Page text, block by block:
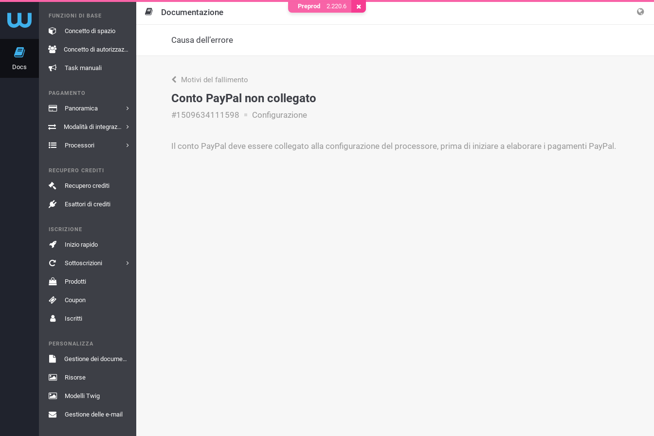
Docs
FUNZIONI DI BASE
Concetto di spazio
Concetto di autorizzazione
Task manuali
PAGAMENTO
Panoramica
Modalità di integrazione
Processori
RECUPERO CREDITI
Recupero crediti
Esattori di crediti
ISCRIZIONE
Inizio rapido
Sottoscrizioni
Prodotti
Coupon
Iscritti
PERSONALIZZA
Gestione dei documenti
Risorse
Modelli Twig
Gestione delle e-mail
Documentazione
Causa dell’errore
Motivi del fallimento
Conto PayPal non collegato
#1509634111598 Configurazione
Il conto PayPal deve essere collegato alla configurazione del processore, prima di iniziare a elaborare i pagamenti PayPal.
Preprod 2.220.6 Rimuovere il cookie